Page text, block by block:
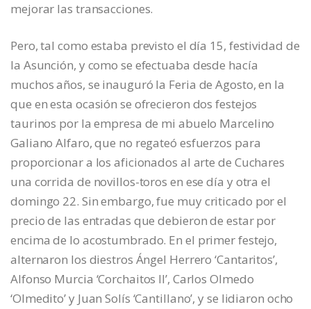
mejorar las transacciones.
Pero, tal como estaba previsto el día 15, festividad de
la Asunción, y como se efectuaba desde hacía
muchos años, se inauguró la Feria de Agosto, en la
que en esta ocasión se ofrecieron dos festejos
taurinos por la empresa de mi abuelo Marcelino
Galiano Alfaro, que no regateó esfuerzos para
proporcionar a los aficionados al arte de Cuchares
una corrida de novillos-toros en ese día y otra el
domingo 22. Sin embargo, fue muy criticado por el
precio de las entradas que debieron de estar por
encima de lo acostumbrado. En el primer festejo,
alternaron los diestros Ángel Herrero ‘Cantaritos’,
Alfonso Murcia ‘Corchaitos II’, Carlos Olmedo
‘Olmedito’ y Juan Solís ‘Cantillano’, y se lidiaron ocho